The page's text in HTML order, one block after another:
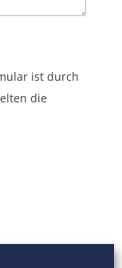
ist durch
die